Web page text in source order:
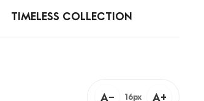
TIMELESS COLLECTION
A− 16px A+